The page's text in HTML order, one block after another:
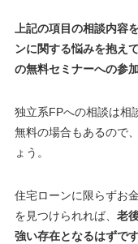
上記の項目の相談内容
ンに関する悩みを抱え
の無料セミナーへの参
独立系FPへの相談は相
無料の場合もあるので、
ょう 。
住宅ローンに限らずお
を見つけられれば、 老
強い存在となるはずで